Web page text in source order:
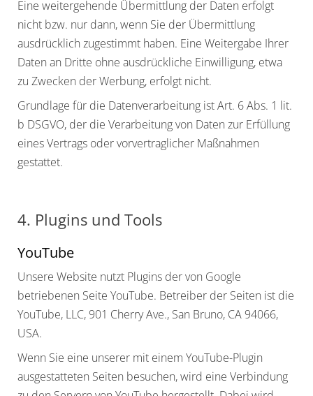
Eine weitergehende Übermittlung der Daten erfolgt
nicht bzw. nur dann, wenn Sie der Übermittlung
ausdrücklich zugestimmt haben. Eine Weitergabe Ihrer
Daten an Dritte ohne ausdrückliche Einwilligung, etwa
zu Zwecken der Werbung, erfolgt nicht.
Grundlage für die Datenverarbeitung ist Art. 6 Abs. 1 lit.
b DSGVO, der die Verarbeitung von Daten zur Erfüllung
eines Vertrags oder vorvertraglicher Maßnahmen
gestattet.
4. Plugins und Tools
YouTube
Unsere Website nutzt Plugins der von Google
betriebenen Seite YouTube. Betreiber der Seiten ist die
YouTube, LLC, 901 Cherry Ave., San Bruno, CA 94066,
USA.
Wenn Sie eine unserer mit einem YouTube-Plugin
ausgestatteten Seiten besuchen, wird eine Verbindung